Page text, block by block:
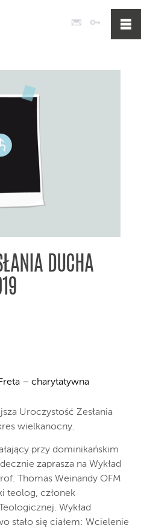
Poczta
DUCHA
– charytatywna
Uroczystość Zesłania
wielkanocny.
przy dominikańskim
zaprasza na Wykład
Thomas Weinandy OFM
teolog, członek
Wykład
stało się ciałem: Wcielenie